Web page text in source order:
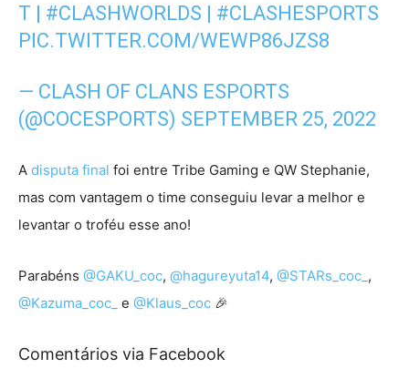
T | #CLASHWORLDS | #CLASHESPORTS
PIC.TWITTER.COM/WEWP86JZS8
— CLASH OF CLANS ESPORTS
(@COCESPORTS) SEPTEMBER 25, 2022
A disputa final foi entre Tribe Gaming e QW Stephanie,
mas com vantagem o time conseguiu levar a melhor e
levantar o troféu esse ano!
Parabéns @GAKU_coc, @hagureyuta14, @STARs_coc_ ,
@Kazuma_coc_ e @Klaus_coc 🎉
Comentários via Facebook